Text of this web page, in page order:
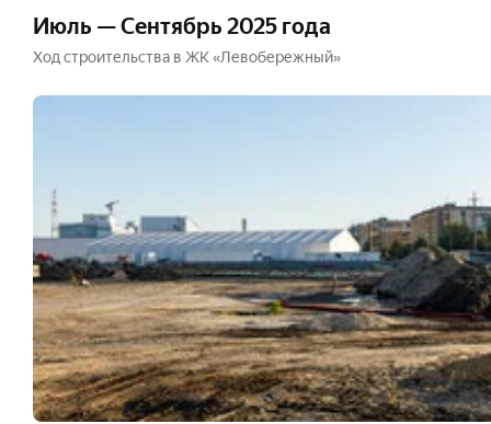
Июль — Сентябрь 2025 года
Ход строительства в ЖК «Левобережный»